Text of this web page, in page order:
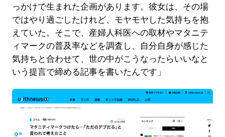
っかけで生まれた企画があります。彼女は、その場
ではやり過ごしたけれど、モヤモヤした気持ちを抱
えていた。そこで、産婦人科医への取材やマタニテ
ィマークの普及率などを調査し、自分自身が感じた
気持ちと合わせて、世の中がこうなったらいいなと
いう提言で締める記事を書いたんです」